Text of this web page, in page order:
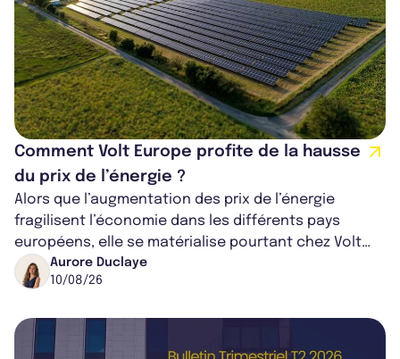
Comment Volt Europe profite de la hausse
du prix de l’énergie ?
Alors que l’augmentation des prix de l’énergie
fragilisent l’économie dans les différents pays
européens, elle se matérialise pourtant chez Volt
Europe comme un levier d’entrée. La...
Aurore Duclaye
10/08/26